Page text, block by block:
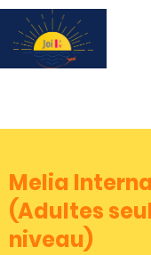
Melia
(Adultes
niveau)